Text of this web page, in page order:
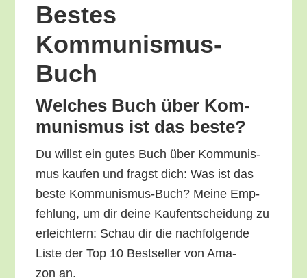
Bes­tes
Kommunismus-
Buch
Wel­ches Buch über Kom­
mu­nis­mus ist das beste?
Du willst ein gutes Buch über Kom­mu­nis­
mus kau­fen und fragst dich: Was ist das
bes­te Kom­mu­nis­mus-Buch? Mei­ne Emp­
feh­lung, um dir dei­ne Kauf­ent­schei­dung zu
erleich­tern: Schau dir die nach­fol­gen­de
Lis­te der Top 10 Best­sel­ler von Ama­
zon an.